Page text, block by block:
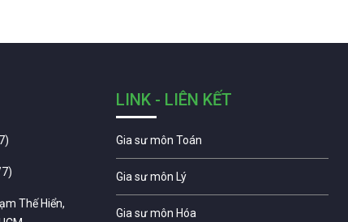
Thế Hiển,
LINK - LIÊN KẾT
Gia sư môn Toán
Gia sư môn Lý
Gia sư môn Hóa